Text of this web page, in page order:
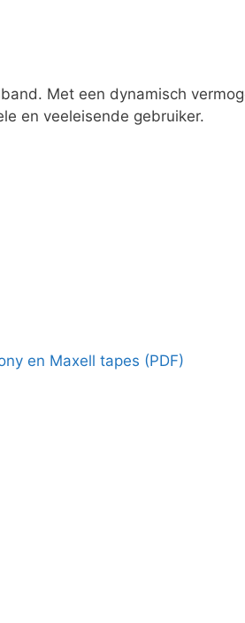
Met een dynamisch
en veeleisende gebruiker.
en Maxell tapes (PDF)